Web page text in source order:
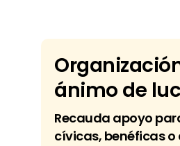
ánimo de
Recauda apoyo
cívicas, benéficas